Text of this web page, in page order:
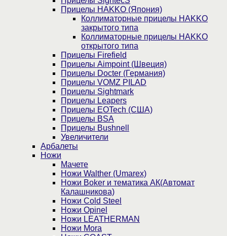
Прицелы HAKKO (Япония)
Коллиматорные прицелы HAKKO
закрытого типа
Коллиматорные прицелы HAKKO
открытого типа
Прицелы Firefield
Прицелы Aimpoint (Швеция)
Прицелы Docter (Германия)
Прицелы VOMZ PILAD
Прицелы Sightmark
Прицелы Leapers
Прицелы EOTech (США)
Прицелы BSA
Прицелы Bushnell
Увеличители
Арбалеты
Ножи
Мачете
Ножи Walther (Umarex)
Ножи Boker и тематика АК(Автомат
Калашникова)
Ножи Cold Steel
Ножи Opinel
Ножи LEATHERMAN
Ножи Mora